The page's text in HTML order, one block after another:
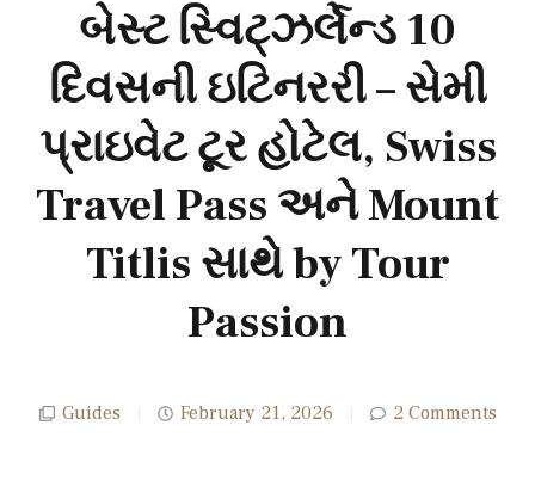
બેસ્ટ સ્વિટ્ઝર્લેન્ડ 10
દિવસની ઇટિનરરી – સેમી
પ્રાઇવેટ ટૂર હોટેલ, Swiss
Travel Pass અને Mount
Titlis સાથે by Tour
Passion
Guides February 21, 2026 2 Comments